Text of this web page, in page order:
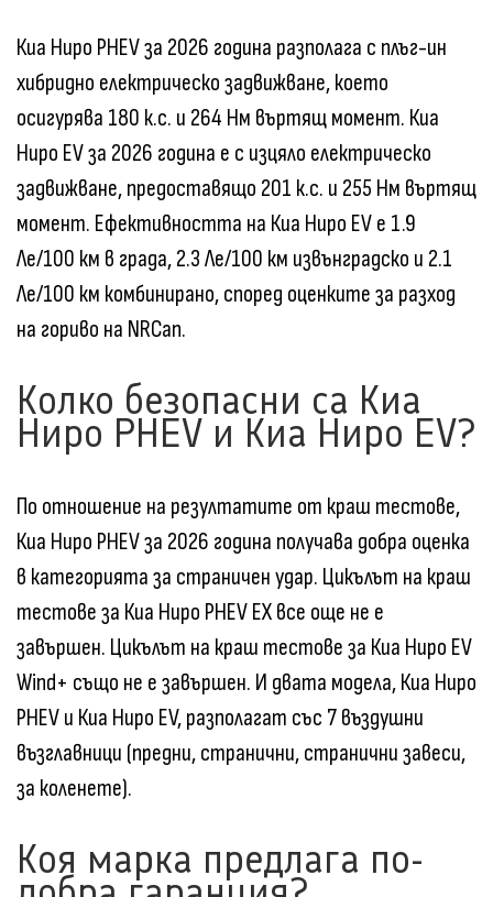
Киа Ниро PHEV за 2026 година разполага с плъг-ин
хибридно електрическо задвижване, което
осигурява 180 к.с. и 264 Нм въртящ момент. Киа
Ниро EV за 2026 година е с изцяло електрическо
задвижване, предоставящо 201 к.с. и 255 Нм въртящ
момент. Ефективността на Киа Ниро EV е 1.9
Ле/100 км в града, 2.3 Ле/100 км извънградско и 2.1
Ле/100 км комбинирано, според оценките за разход
на гориво на NRCan.
Колко безопасни са Киа
Ниро PHEV и Киа Ниро EV?
По отношение на резултатите от краш тестове,
Киа Ниро PHEV за 2026 година получава добра оценка
в категорията за страничен удар. Цикълът на краш
тестове за Киа Ниро PHEV EX все още не е
завършен. Цикълът на краш тестове за Киа Ниро EV
Wind+ също не е завършен. И двата модела, Киа Ниро
PHEV и Киа Ниро EV, разполагат със 7 въздушни
възглавници (предни, странични, странични завеси,
за коленете).
Коя марка предлага по-